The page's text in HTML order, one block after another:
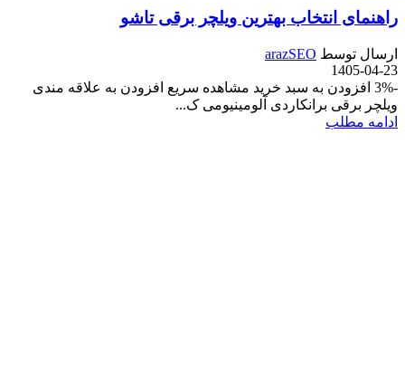
راهنمای انتخاب بهترین ویلچر برقی تاشو
ارسال توسط arazSEO
1405-04-23
-3% افزودن به سبد خرید مشاهده سریع افزودن به علاقه مندی
ویلچر برقی برانکاردی آلومینیومی ک...
ادامه مطلب